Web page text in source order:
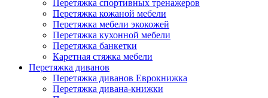
Перетяжка спортивных тренажеров
Перетяжка кожаной мебели
Перетяжка мебели экокожей
Перетяжка кухонной мебели
Перетяжка банкетки
Каретная стяжка мебели
Перетяжка диванов
Перетяжка диванов Еврокнижка
Перетяжка дивана-книжки